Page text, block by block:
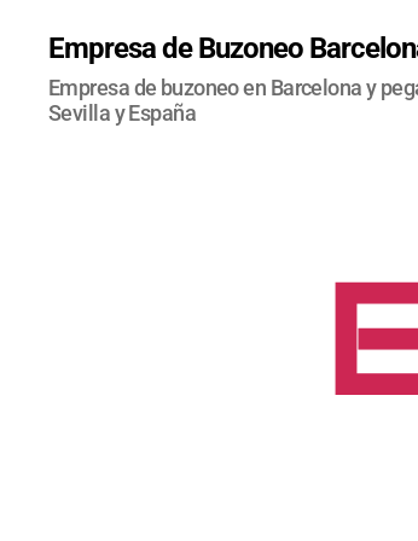
Empresa de Buzoneo
Empresa de buzoneo en Barcelona y
Sevilla y España